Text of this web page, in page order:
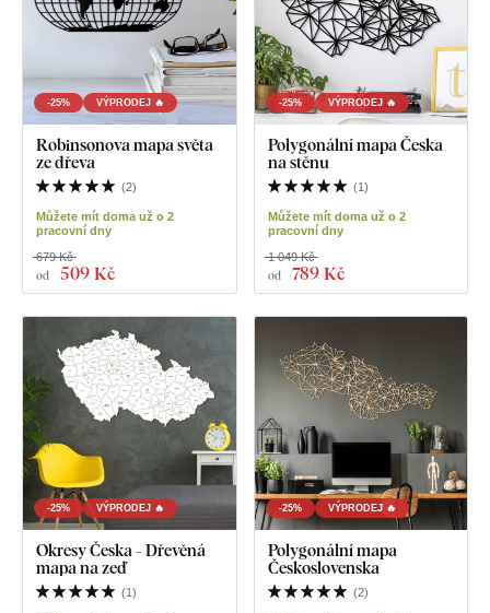
-25% VÝPRODEJ 🔥
Robinsonova mapa světa
ze dřeva
(2)
Můžete mít doma už o 2
pracovní dny
od 509 Kč
679 Kč
-25% VÝPRODEJ 🔥
Polygonální mapa Česka
na stěnu
(1)
Můžete mít doma už o 2
pracovní dny
od 789 Kč
1 049 Kč
-25% VÝPRODEJ 🔥
Okresy Česka - Dřevěná
mapa na zeď
(1)
-25% VÝPRODEJ 🔥
Polygonální mapa
Československa
(2)